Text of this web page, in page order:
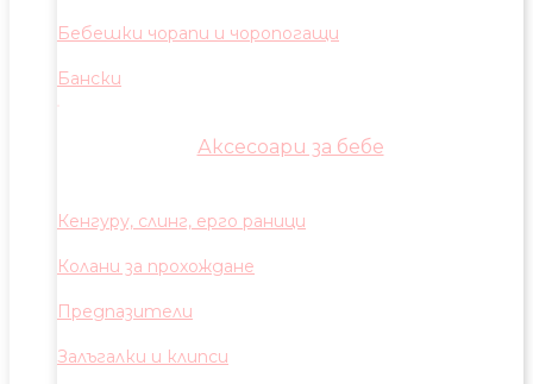
Бебешки чорапи и чоропогащи
Бански
Аксесоари за бебе
Кенгуру, слинг, ерго раници
Колани за прохождане
Предпазители
Залъгалки и клипси